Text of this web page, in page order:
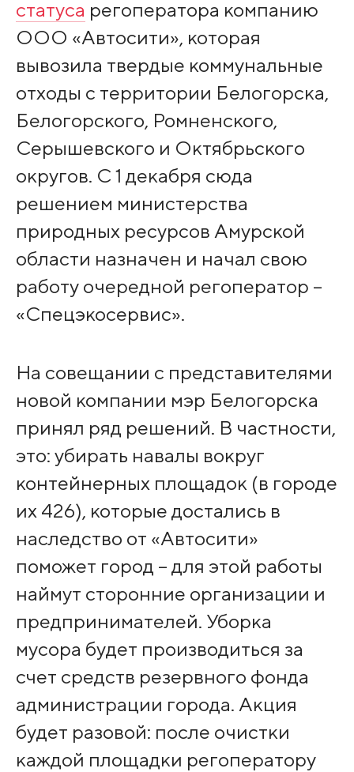
статуса регоператора компанию
ООО «Автосити», которая
вывозила твердые коммунальные
отходы с территории Белогорска,
Белогорского, Ромненского,
Серышевского и Октябрьского
округов. С 1 декабря сюда
решением министерства
природных ресурсов Амурской
области назначен и начал свою
работу очередной регоператор –
«Спецэкосервис».
На совещании с представителями
новой компании мэр Белогорска
принял ряд решений. В частности,
это: убирать навалы вокруг
контейнерных площадок (в городе
их 426), которые достались в
наследство от «Автосити»
поможет город – для этой работы
наймут сторонние организации и
предпринимателей. Уборка
мусора будет производиться за
счет средств резервного фонда
администрации города. Акция
будет разовой: после очистки
каждой площадки регоператору